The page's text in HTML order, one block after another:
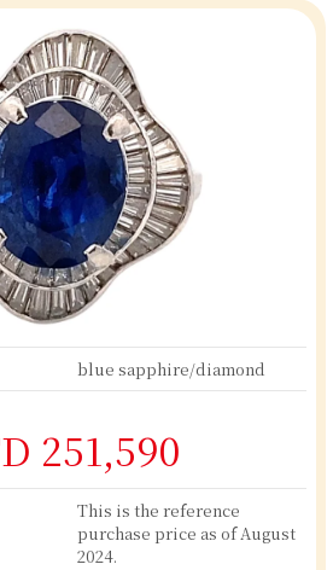
blue sapphire/diamond
251,590
This is the reference
purchase price as of August
2024.